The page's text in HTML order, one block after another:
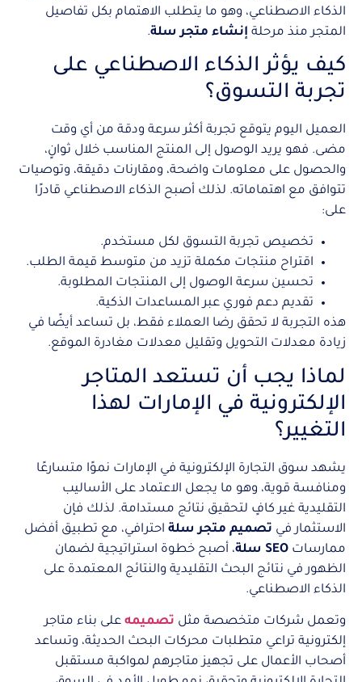
الذكاء الاصطناعي، وهو ما يتطلب الاهتمام بكل تفاصيل
المتجر منذ مرحلة إنشاء متجر سلة.
كيف يؤثر الذكاء الاصطناعي على
تجربة التسوق؟
العميل اليوم يتوقع تجربة أكثر سرعة ودقة من أي وقت
مضى. فهو يريد الوصول إلى المنتج المناسب خلال ثوانٍ،
والحصول على معلومات واضحة، ومقارنات دقيقة، وتوصيات
تتوافق مع اهتماماته. لذلك أصبح الذكاء الاصطناعي قادرًا
على:
تخصيص تجربة التسوق لكل مستخدم.
اقتراح منتجات مكملة تزيد من متوسط قيمة الطلب.
تحسين سرعة الوصول إلى المنتجات المطلوبة.
تقديم دعم فوري عبر المساعدات الذكية.
هذه التجربة لا تحقق رضا العملاء فقط، بل تساعد أيضًا في
زيادة معدلات التحويل وتقليل معدلات مغادرة الموقع.
لماذا يجب أن تستعد المتاجر
الإلكترونية في الإمارات لهذا
التغيير؟
يشهد سوق التجارة الإلكترونية في الإمارات نموًا متسارعًا
ومنافسة قوية، وهو ما يجعل الاعتماد على الأساليب
التقليدية غير كافٍ لتحقيق نتائج مستدامة. لذلك فإن
الاستثمار في تصميم متجر سلة احترافي، مع تطبيق أفضل
ممارسات SEO سلة
، أصبح خطوة استراتيجية لضمان
الظهور في نتائج البحث التقليدية والنتائج المعتمدة على
الذكاء الاصطناعي.
وتعمل شركات متخصصة مثل تصميمه على بناء متاجر
إلكترونية تراعي متطلبات محركات البحث الحديثة، وتساعد
أصحاب الأعمال على تجهيز متاجرهم لمواكبة مستقبل